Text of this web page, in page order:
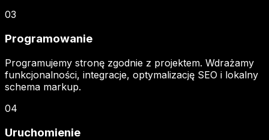
03
Programowanie
Programujemy stronę zgodnie z projektem. Wdrażamy
funkcjonalności, integracje, optymalizację SEO i lokalny
schema markup.
04
Uruchomienie